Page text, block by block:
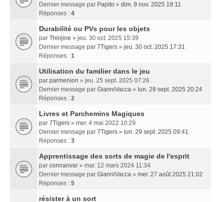
Dernier message par Papito » dim. 9 nov. 2025 19:11
Réponses : 4
Durabilité ou PVs pour les objets
par Thinjine » jeu. 30 oct. 2025 15:39
Dernier message par 7Tigers » jeu. 30 oct. 2025 17:31
Réponses : 1
Utilisation du familier dans le jeu
par parmenion » jeu. 25 sept. 2025 07:26
Dernier message par GianniVacca » lun. 29 sept. 2025 20:24
Réponses : 2
Livres et Parchemins Magiques
par 7Tigers » mer. 4 mai 2022 10:29
Dernier message par 7Tigers » lun. 29 sept. 2025 09:41
Réponses : 3
Apprentissage des sorts de magie de l'esprit
par connanvar » mar. 12 mars 2024 11:34
Dernier message par GianniVacca » mer. 27 août 2025 21:02
Réponses : 5
résister à un sort